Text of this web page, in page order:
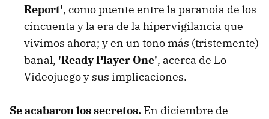
Report', como puente entre la paranoia de los
cincuenta y la era de la hipervigilancia que
vivimos ahora; y en un tono más (tristemente)
banal, 'Ready Player One', acerca de Lo
Videojuego y sus implicaciones.
Se acabaron los secretos. En diciembre de